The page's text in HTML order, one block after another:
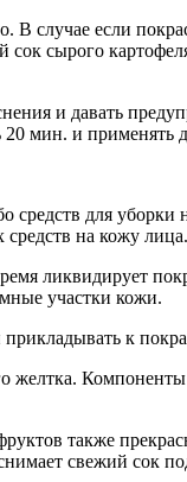
В случае если
сырого
и давать
мин. и применять
для уборки
на кожу лица.
ликвидирует
участки кожи.
к
желтка.
также
свежий сок